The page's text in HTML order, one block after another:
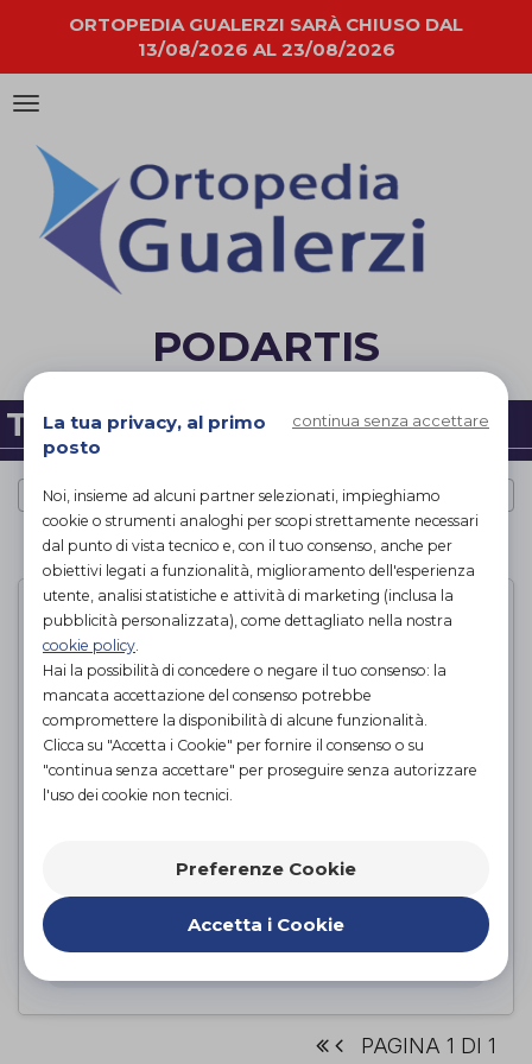
ORTOPEDIA GUALERZI SARÀ CHIUSO DAL
13/08/2026 AL 23/08/2026
Attiva/disattiva
navigazione
PODARTIS
TUTTE LE CATEGORIE
Podartis
PAGINA 1 DI 1
TERAPES
di
PAGINA 1 DI 1
La tua privacy, al primo
posto
continua senza accettare
Noi, insieme ad alcuni partner selezionati, impieghiamo
cookie o strumenti analoghi per scopi strettamente necessari
dal punto di vista tecnico e, con il tuo consenso, anche per
obiettivi legati a funzionalità, miglioramento dell'esperienza
utente, analisi statistiche e attività di marketing (inclusa la
pubblicità personalizzata), come dettagliato nella nostra
cookie policy
Hai la possibilità di concedere o negare il tuo consenso: la
mancata accettazione del consenso potrebbe
compromettere la disponibilità di alcune funzionalità.
Clicca su "Accetta i Cookie" per fornire il consenso o su
"continua senza accettare" per proseguire senza autorizzare
l'uso dei cookie non tecnici.
Preferenze Cookie
Accetta i Cookie